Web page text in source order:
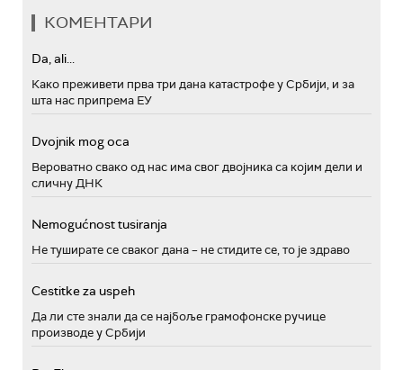
КОМЕНТАРИ
Da, ali...
Како преживети прва три дана катастрофе у Србији, и за
шта нас припрема ЕУ
Dvojnik mog oca
Вероватно свако од нас има свог двојника са којим дели и
сличну ДНК
Nemogućnost tusiranja
Не туширате се сваког дана – не стидите се, то је здраво
Cestitke za uspeh
Да ли сте знали да се најбоље грамофонске ручице
производе у Србији